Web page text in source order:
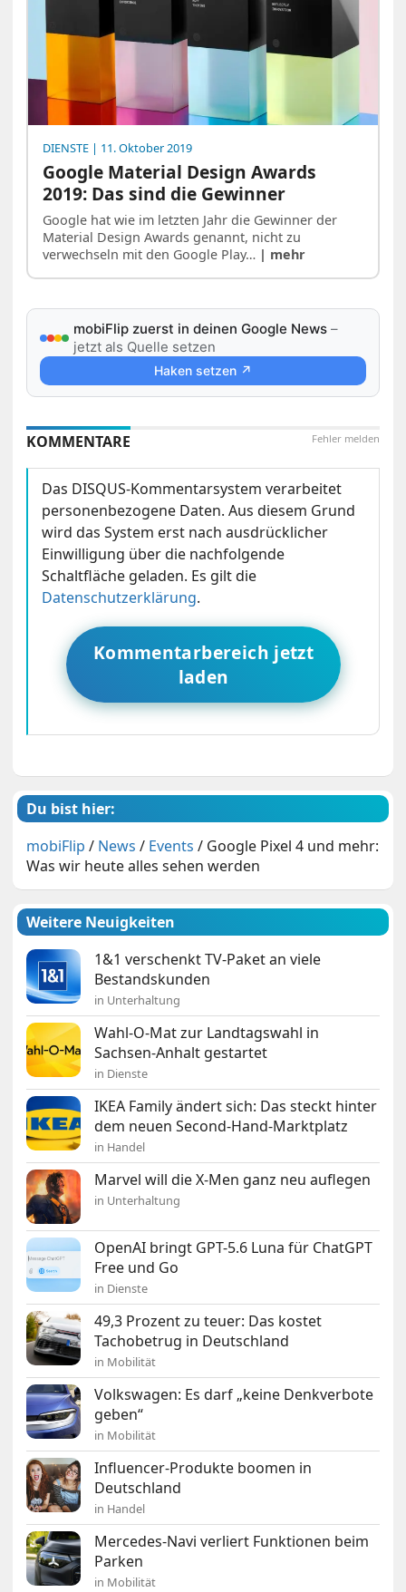
DIENSTE | 11. Oktober 2019
Google Material Design Awards
2019: Das sind die Gewinner
Google hat wie im letzten Jahr die Gewinner der
Material Design Awards genannt, nicht zu
verwechseln mit den Google Play… | mehr
mobiFlip zuerst in deinen Google News –
jetzt als Quelle setzen
Haken setzen ↗
Fehler melden
KOMMENTARE
Das DISQUS-Kommentarsystem verarbeitet
personenbezogene Daten. Aus diesem Grund
wird das System erst nach ausdrücklicher
Einwilligung über die nachfolgende
Schaltfläche geladen. Es gilt die
Datenschutzerklärung.
Kommentarbereich jetzt
laden
Du bist hier:
mobiFlip / News / Events / Google Pixel 4 und mehr:
Was wir heute alles sehen werden
Weitere Neuigkeiten
1&1 verschenkt TV-Paket an viele
Bestandskunden
in Unterhaltung
Wahl-O-Mat zur Landtagswahl in
Sachsen-Anhalt gestartet
in Dienste
IKEA Family ändert sich: Das steckt hinter
dem neuen Second-Hand-Marktplatz
in Handel
Marvel will die X-Men ganz neu auflegen
in Unterhaltung
OpenAI bringt GPT-5.6 Luna für ChatGPT
Free und Go
in Dienste
49,3 Prozent zu teuer: Das kostet
Tachobetrug in Deutschland
in Mobilität
Volkswagen: Es darf „keine Denkverbote
geben“
in Mobilität
Influencer-Produkte boomen in
Deutschland
in Handel
Mercedes-Navi verliert Funktionen beim
Parken
in Mobilität